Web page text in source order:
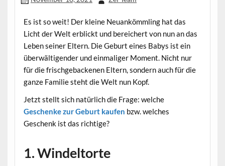
Es ist so weit! Der kleine Neuankömmling hat das
Licht der Welt erblickt und bereichert von nun an das
Leben seiner Eltern. Die Geburt eines Babys ist ein
überwältigender und einmaliger Moment. Nicht nur
für die frischgebackenen Eltern, sondern auch für die
ganze Familie steht die Welt nun Kopf.
Jetzt stellt sich natürlich die Frage: welche
Geschenke zur Geburt kaufen bzw. welches
Geschenk ist das richtige?
1. Windeltorte